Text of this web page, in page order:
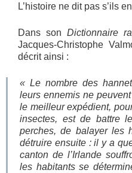
L’histoire ne dit pas s’ils
Dans son Dictionnaire
Jacques-Christophe
décrit ainsi :
« Le nombre des
leurs ennemis ne
le meilleur expédient,
insectes, est de battre
perches, de balayer les
détruire ensuite : il y a
canton de l’Irlande
les habitants se